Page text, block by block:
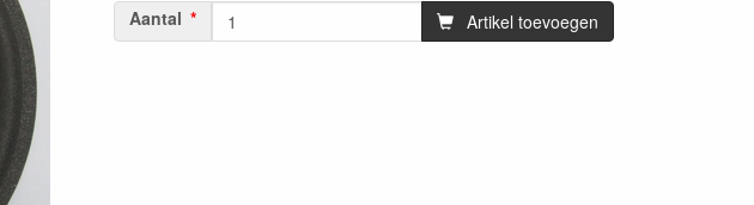
Aantal
Artikel toevoegen